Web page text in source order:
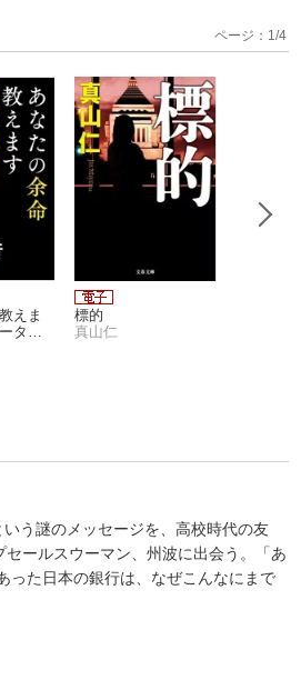
えま
タの
標的
真山仁
ページ： 1/4
う謎のメッセージを、高校時代の友
ールスウーマン、州波に出会う。「あ
た日本の銀行は、なぜこんなにまで